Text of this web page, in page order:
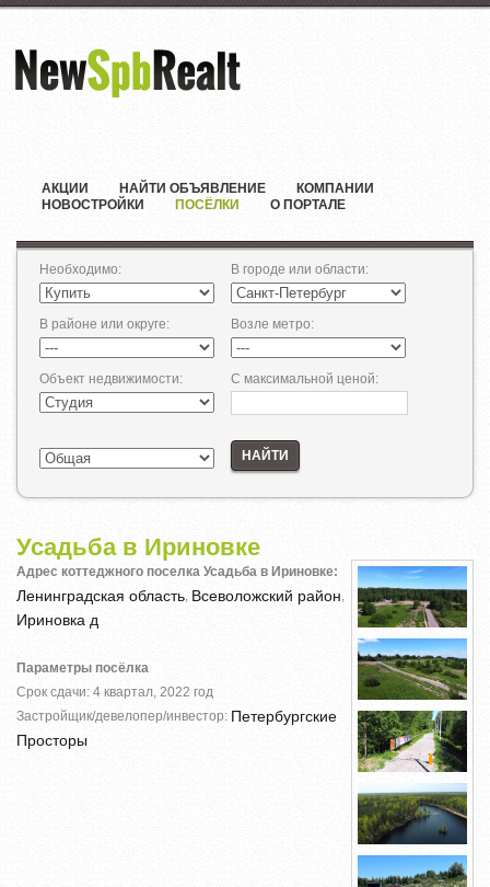
АКЦИИ НАЙТИ ОБЪЯВЛЕНИЕ
КОМПАНИИ
НОВОСТРОЙКИ
ПОСЁЛКИ О ПОРТАЛЕ
Необходимо: В городе или области:
В районе или округе: Возле метро:
Объект недвижимости: С максимальной ценой:
НАЙТИ
Усадьба в Ириновке
Адрес коттеджного поселка Усадьба в Ириновке:
Ленинградская область Всеволожский район
Ириновка д
Параметры посёлка
Срок сдачи: 4 квартал, 2022 год
Застройщик/девелопер/инвестор: Петербургские
Просторы